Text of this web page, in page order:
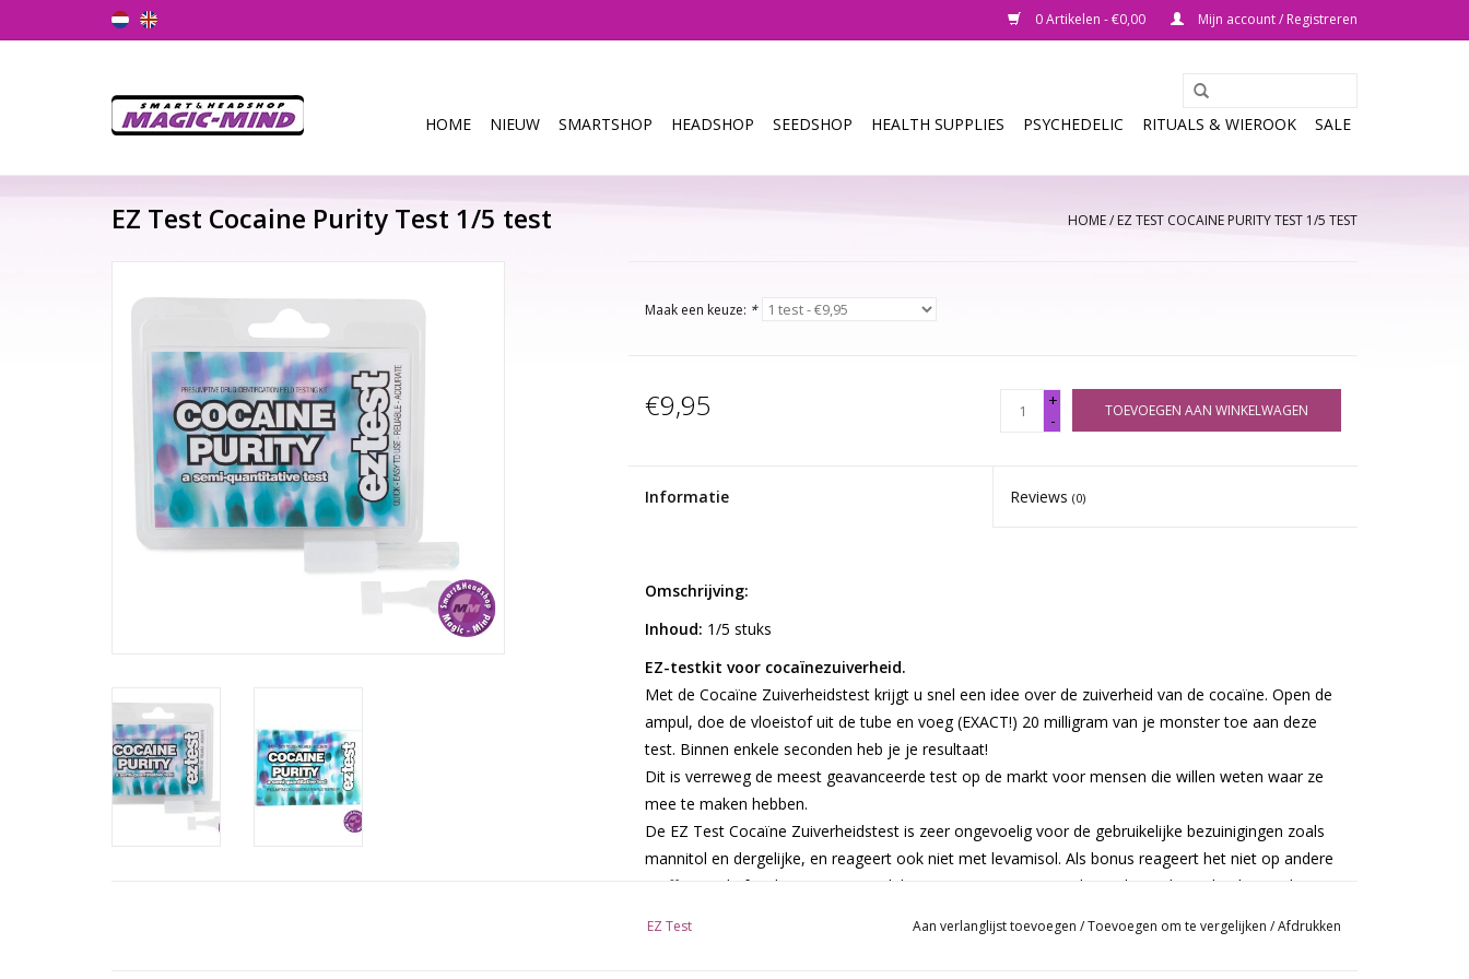
0 Artikelen - €0,00 Mijn account / Registreren
HOME NIEUW SMARTSHOP HEADSHOP SEEDSHOP HEALTH SUPPLIES PSYCHEDELIC RITUALS & WIEROOK SALE
EZ Test Cocaine Purity Test 1/5 test HOME/EZ TEST COCAINE PURITY TEST 1/5 TEST
Maak een keuze: *
€9,95
+
-
TOEVOEGEN AAN WINKELWAGEN
Informatie Reviews(0)
Omschrijving:
Inhoud: 1/5 stuks
EZ-testkit voor cocaïnezuiverheid.
Met de Cocaïne Zuiverheidstest krijgt u snel een idee over de zuiverheid van de cocaïne. Open de
ampul, doe de vloeistof uit de tube en voeg (EXACT!) 20 milligram van je monster toe aan deze
test. Binnen enkele seconden heb je je resultaat!
Dit is verreweg de meest geavanceerde test op de markt voor mensen die willen weten waar ze
mee te maken hebben.
De EZ Test Cocaïne Zuiverheidstest is zeer ongevoelig voor de gebruikelijke bezuinigingen zoals
mannitol en dergelijke, en reageert ook niet met levamisol. Als bonus reageert het niet op andere
stoffen uit de familie van cocaïne (lidocaïne, procaïne, enz.), die vaak worden gebruikt om de
caines zullen alleen een verdovend effect hebben (op zijn best) en bijdragen aan echt slechte
EZ Test Aan verlanglijst toevoegen /Toevoegen om te vergelijken /Afdrukken